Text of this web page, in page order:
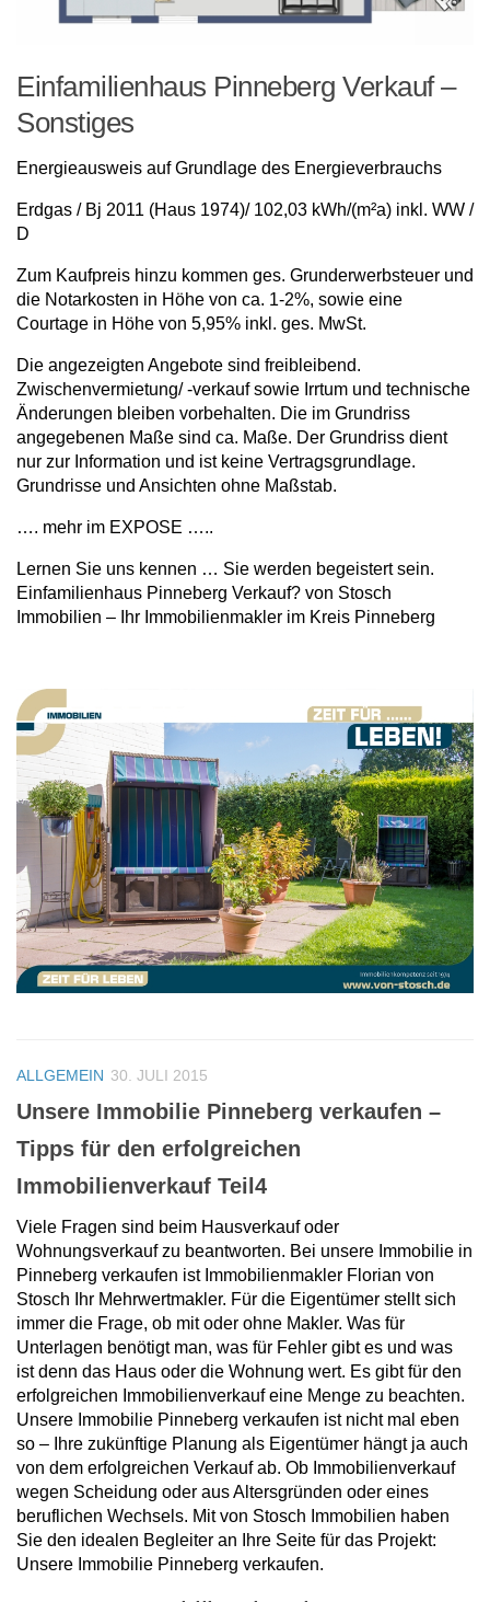
Einfamilienhaus Pinneberg Verkauf –
Sonstiges
Energieausweis auf Grundlage des Energieverbrauchs
Erdgas / Bj 2011 (Haus 1974)/ 102,03 kWh/(m²a) inkl. WW /
D
Zum Kaufpreis hinzu kommen ges. Grunderwerbsteuer und
die Notarkosten in Höhe von ca. 1-2%, sowie eine
Courtage in Höhe von 5,95% inkl. ges. MwSt.
Die angezeigten Angebote sind freibleibend.
Zwischenvermietung/ -verkauf sowie Irrtum und technische
Änderungen bleiben vorbehalten. Die im Grundriss
angegebenen Maße sind ca. Maße. Der Grundriss dient
nur zur Information und ist keine Vertragsgrundlage.
Grundrisse und Ansichten ohne Maßstab.
…. mehr im EXPOSE …..
Lernen Sie uns kennen … Sie werden begeistert sein.
Einfamilienhaus Pinneberg Verkauf? von Stosch
Immobilien – Ihr Immobilienmakler im Kreis Pinneberg
ALLGEMEIN 30. JULI 2015
Unsere Immobilie Pinneberg verkaufen –
Tipps für den erfolgreichen
Immobilienverkauf Teil4
Viele Fragen sind beim Hausverkauf oder
Wohnungsverkauf zu beantworten. Bei unsere Immobilie in
Pinneberg verkaufen ist Immobilienmakler Florian von
Stosch Ihr Mehrwertmakler. Für die Eigentümer stellt sich
immer die Frage, ob mit oder ohne Makler. Was für
Unterlagen benötigt man, was für Fehler gibt es und was
ist denn das Haus oder die Wohnung wert. Es gibt für den
erfolgreichen Immobilienverkauf eine Menge zu beachten.
Unsere Immobilie Pinneberg verkaufen ist nicht mal eben
so – Ihre zukünftige Planung als Eigentümer hängt ja auch
von dem erfolgreichen Verkauf ab. Ob Immobilienverkauf
wegen Scheidung oder aus Altersgründen oder eines
beruflichen Wechsels. Mit von Stosch Immobilien haben
Sie den idealen Begleiter an Ihre Seite für das Projekt:
Unsere Immobilie Pinneberg verkaufen.